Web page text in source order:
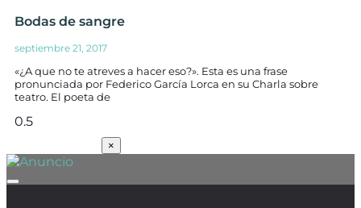
Bodas de sangre
septiembre 21, 2017
«¿A que no te atreves a hacer eso?». Esta es una frase
pronunciada por Federico García Lorca en su Charla sobre
teatro. El poeta de
×